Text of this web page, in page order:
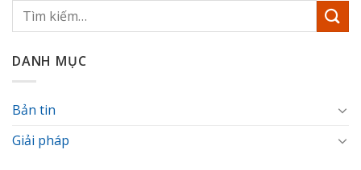
DANH MỤC
Bản tin
Giải pháp